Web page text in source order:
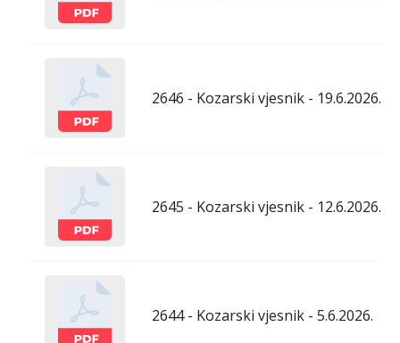
2646 - Kozarski vjesnik - 19.6.2026.
2645 - Kozarski vjesnik - 12.6.2026.
2644 - Kozarski vjesnik - 5.6.2026.